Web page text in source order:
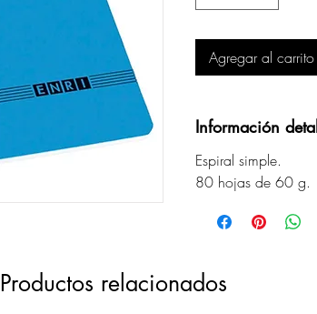
Agregar al carrito
Información
Espiral simple.
80 hojas de 60 g.
Productos relacionados